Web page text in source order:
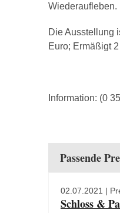
Wiederaufleben.
Die Ausstellung
Euro; Ermäßigt
Information: (0
Passende
02.07.2021 |
Schloss &